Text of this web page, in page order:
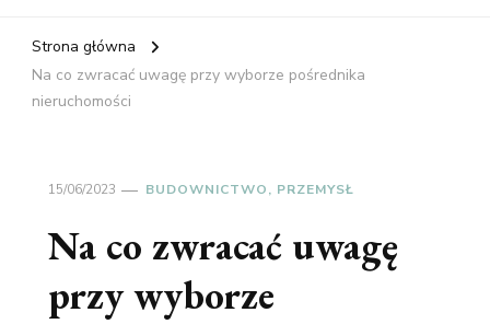
Strona główna
Na co zwracać uwagę przy wyborze pośrednika
nieruchomości
15/06/2023 BUDOWNICTWO, PRZEMYSŁ
Na co zwracać uwagę
przy wyborze